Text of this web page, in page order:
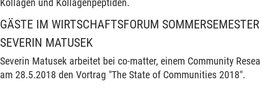
Kollagen und Kollagenpeptiden.
GÄSTE IM WIRTSCHAFTSFORUM
SEVERIN MATUSEK
Severin Matusek arbeitet bei co-matter, einem Community
am 28.5.2018 den Vortrag "The State of Communities 2018".